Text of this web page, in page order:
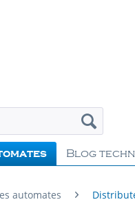
Blog
automates